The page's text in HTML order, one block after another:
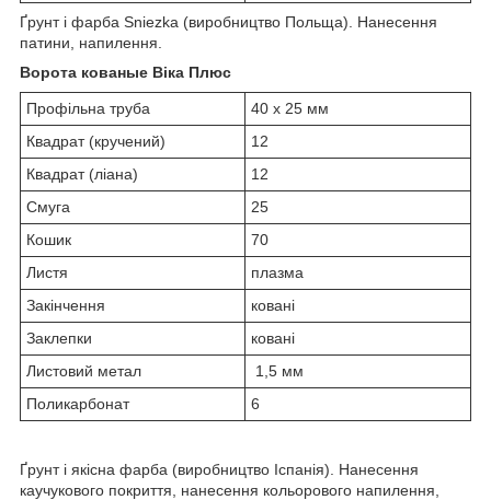
Ґрунт і фарба Sniezka (виробництво Польща). Нанесення
патини, напилення.
Ворота кованые Віка Плюс
Профільна труба
40 х 25 мм
Квадрат (кручений)
12
Квадрат (ліана)
12
Смуга
25
Кошик
70
Листя
плазма
Закінчення
ковані
Заклепки
ковані
Листовий метал
1,5 мм
Поликарбонат
6
Ґрунт і якісна фарба (виробництво Іспанія). Нанесення
каучукового покриття, нанесення кольорового напилення,